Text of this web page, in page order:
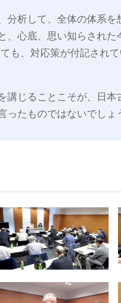
分析して、全体の体系を
、心底、思い知らされた
も、対応策が付記され
講じることこそが、日本
たものではないでしょ